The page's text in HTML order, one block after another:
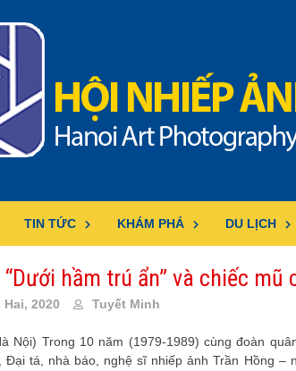
TIN TỨC KHÁM PHÁ DU LỊCH
hầm trú ẩn” và chiếc mũ
2020 Tuyết Minh
Nội) Trong 10 năm (1979-1989) cùng đoàn
Đại tá, nhà báo, nghệ sĩ nhiếp ảnh Trần Hồng –